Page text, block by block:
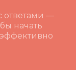
ответами —
начать